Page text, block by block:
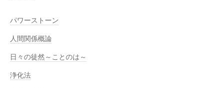
パワーストーン
人間関係概論
日々の徒然～ことのは～
浄化法